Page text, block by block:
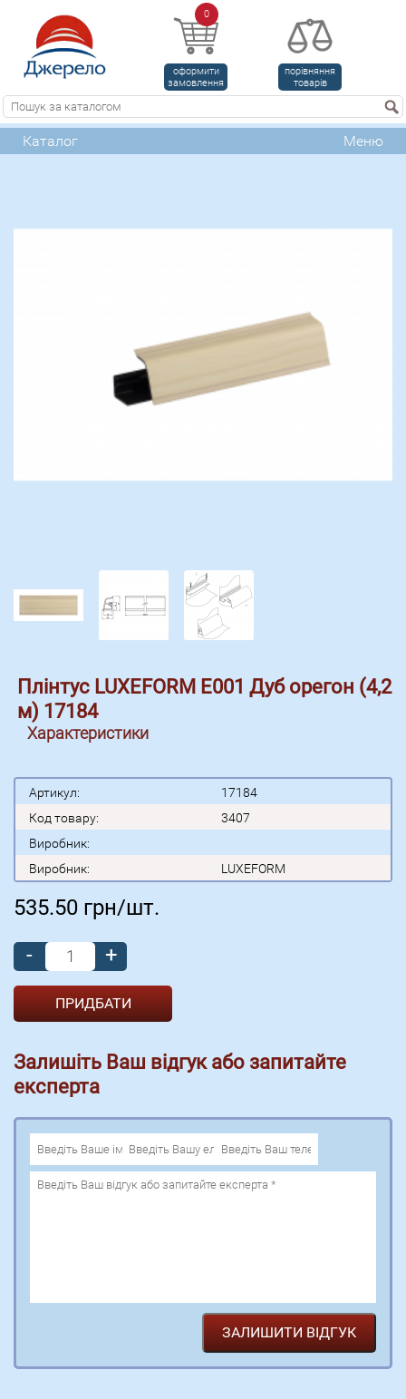
0
оформити
замовлення
порівняння
товарів
Каталог Меню
Плінтус LUXEFORM Е001 Дуб орегон (4,2
м) 17184
Характеристики
Артикул:
17184
Код товару:
3407
Виробник:
Виробник:
LUXEFORM
535.50 грн/шт.
-
+
Залишіть Ваш відгук або запитайте
експерта